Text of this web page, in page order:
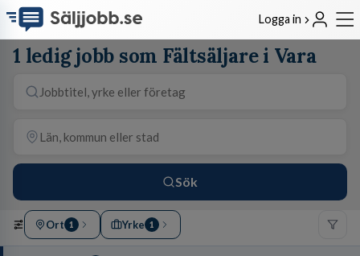
Logga in
1 ledig jobb som Fältsäljare i Vara
Sök
Ort 1 Yrke 1